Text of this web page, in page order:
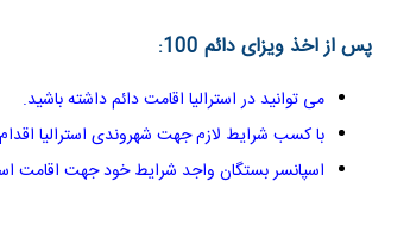
پس از اخذ ویزای دائم 100
:
می توانید در استرالیا اقامت دائم داشته باشید.
با کسب شرایط لازم جهت شهروندی استرالیا
اسپانسر بستگان واجد شرایط خود جهت اقامت